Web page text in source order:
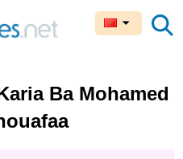
Ba Mohamed